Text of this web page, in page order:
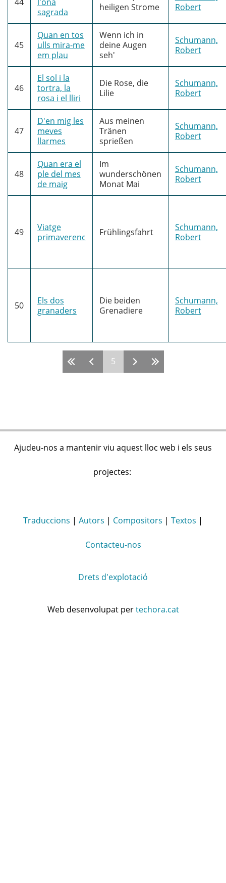
sagrada
heiligen Strome
Robert
45
Quan en tos
ulls mira-me
em plau
Wenn ich in
deine Augen
seh'
Schumann,
Robert
46
El sol i la
tortra, la
rosa i el lliri
Die Rose, die
Lilie
Schumann,
Robert
47
D'en mig les
meves
llarmes
Aus meinen
Tränen
sprießen
Schumann,
Robert
48
Quan era el
ple del mes
de maig
Im
wunderschönen
Monat Mai
Schumann,
Robert
49
Viatge
primaverenc
Frühlingsfahrt
Schumann,
Robert
50
Els dos
granaders
Die beiden
Grenadiere
Schumann,
Robert
5
Ajudeu-nos a mantenir viu aquest lloc web i els seus
projectes:
Traduccions | Autors | Compositors | Textos |
Contacteu-nos
Drets d'explotació
Web desenvolupat pertechora.cat